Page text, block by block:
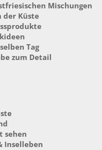
Mischungen
der Küste
Tag
zum Detail
sehen
Inselleben